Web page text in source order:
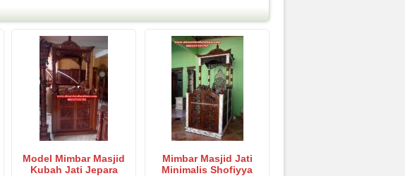
Model Mimbar Masjid
Kubah Jati Jepara
Mimbar Masjid Jati
Minimalis Shofiyya